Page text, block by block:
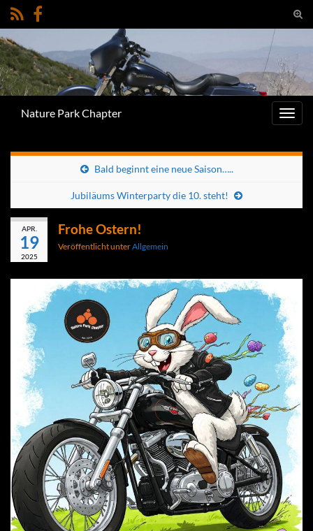
Search for:
Nature Park Chapter
Bald beginnt eine neue Saison…..
Jubiläums Winterparty die 10. steht!
APR.
19
2025
Frohe Ostern!
Veröffentlicht unterAllgemein